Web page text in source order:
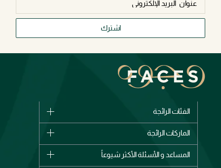
اشترك
الفئات الرائجة
الأكثر مبيعاً
الماركات الرائجة
المساعد و الأسئلة الأكثر شيوعاً